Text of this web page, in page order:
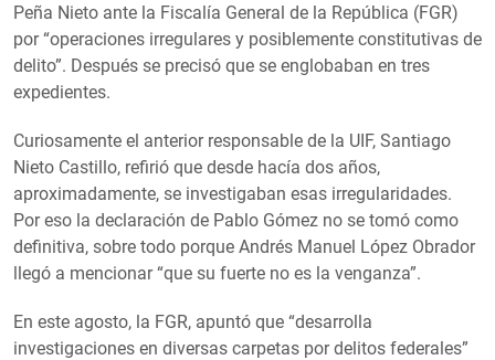
Peña Nieto ante la Fiscalía General de la República (FGR)
por “operaciones irregulares y posiblemente constitutivas de
delito”. Después se precisó que se englobaban en tres
expedientes.
Curiosamente el anterior responsable de la UIF, Santiago
Nieto Castillo, refirió que desde hacía dos años,
aproximadamente, se investigaban esas irregularidades.
Por eso la declaración de Pablo Gómez no se tomó como
definitiva, sobre todo porque Andrés Manuel López Obrador
llegó a mencionar “que su fuerte no es la venganza”.
En este agosto, la FGR, apuntó que “desarrolla
investigaciones en diversas carpetas por delitos federales”